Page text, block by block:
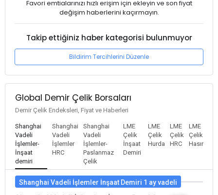
Favori emtialarınızı hızlı erişim için ekleyin ve son fiyat
değişim haberlerini kaçırmayın.
Takip ettiğiniz haber kategorisi bulunmuyor
Bildirim Tercihlerini Düzenle
Global Demir Çelik Borsaları
Demir Çelik Endeksleri, Fiyat ve Haberleri
Shanghai
Vadeli
İşlemler-
İnşaat
demiri
Shanghai
Vadeli
İşlemler
HRC
Shanghai
Vadeli
İşlemler-
Paslanmaz
Çelik
LME
Çelik
İnşaat
Demiri
LME
Çelik
Hurda
LME
Çelik
HRC
LME
Çelik
Hasır
Shanghai Vadeli İşlemler İnşaat Demiri 1 ay vadeli